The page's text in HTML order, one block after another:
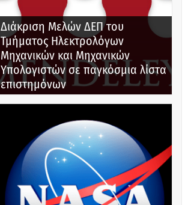
Διάκριση Μελών ΔΕΠ του
Τμήματος Ηλεκτρολόγων
Μηχανικών και Μηχανικών
Υπολογιστών σε παγκόσμια λίστα
επιστημόνων